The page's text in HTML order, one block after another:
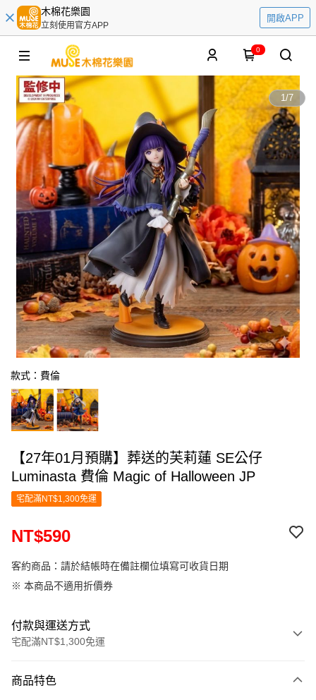
木棉花樂園
立刻使用官方APP
開啟APP
0
1/7
款式：費倫
【27年01月預購】葬送的芙莉蓮 SE公仔
Luminasta 費倫 Magic of Halloween JP
宅配滿NT$1,300免運
NT$590
客約商品：請於結帳時在備註欄位填寫可收貨日期
※ 本商品不適用折價券
付款與運送方式
宅配滿NT$1,300免運
信用卡一次付款
商品特色